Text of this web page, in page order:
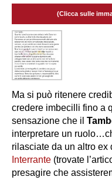
(Clicca sulle
Ma si può ritenere
credere imbecilli fino a
sensazione che il
interpretare un
rilasciate da un altro ex
Interrante (trovate
presagire che